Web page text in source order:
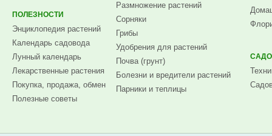
ПОЛЕЗНОСТИ
Энциклопедия растений
Календарь садовода
Лунный календарь
Лекарственные растения
Покупка, продажа, обмен
Полезные советы
Размножение растений
Сорняки
Грибы
Удобрения для растений
Почва (грунт)
Болезни и вредители растений
Парники и теплицы